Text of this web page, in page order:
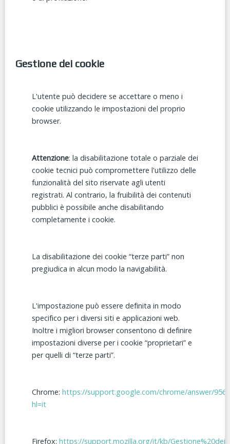
Gestione dei cookie
L'utente può decidere se accettare o meno i
cookie utilizzando le impostazioni del proprio
browser.
Attenzione: la disabilitazione totale o parziale dei
cookie tecnici può compromettere l'utilizzo delle
funzionalità del sito riservate agli utenti
registrati. Al contrario, la fruibilità dei contenuti
pubblici è possibile anche disabilitando
completamente i cookie.
La disabilitazione dei cookie “terze parti” non
pregiudica in alcun modo la navigabilità.
L'impostazione può essere definita in modo
specifico per i diversi siti e applicazioni web.
Inoltre i migliori browser consentono di definire
impostazioni diverse per i cookie “proprietari” e
per quelli di “terze parti”.
Chrome: https://support.google.com/chrome/answer/
hl=it
Firefox: https://support.mozilla.org/it/kb/